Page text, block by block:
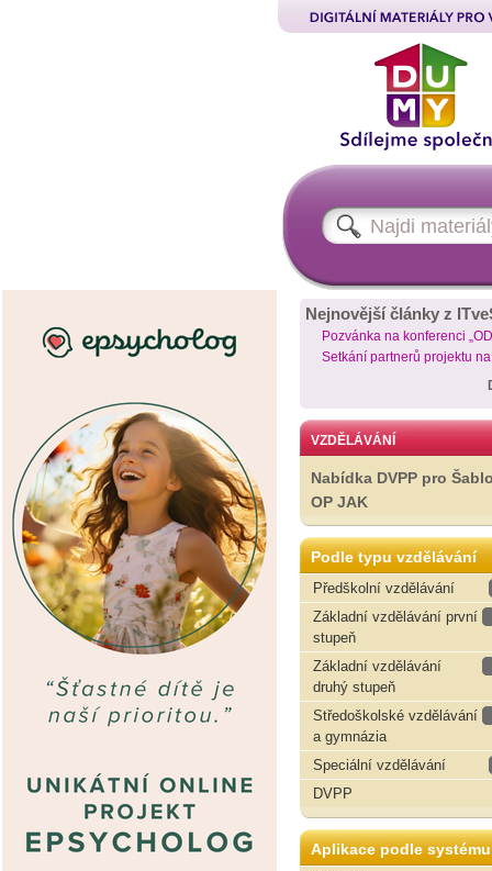
Nejnovější články z
Pozvánka na konferenci
Setkání partnerů projektu
VZDĚLÁVÁNÍ
Nabídka DVPP pro
OP JAK
Podle typu vzdělávání
Předškolní vzdělávání
Základní vzdělávání první
stupeň
Základní vzdělávání
druhý stupeň
Středoškolské vzdělávání
a gymnázia
Speciální vzdělávání
DVPP
Aplikace podle systému